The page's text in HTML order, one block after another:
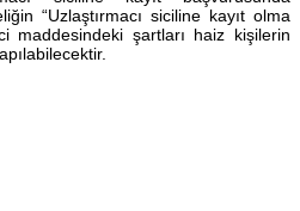
“Uzlaştırmacı siciline kayıt olma
maddesindeki şartları haiz kişilerin